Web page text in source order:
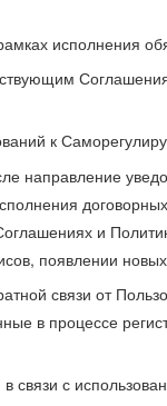
исполнения
к
направление
и
появлении
связи от
в процессе
связи с